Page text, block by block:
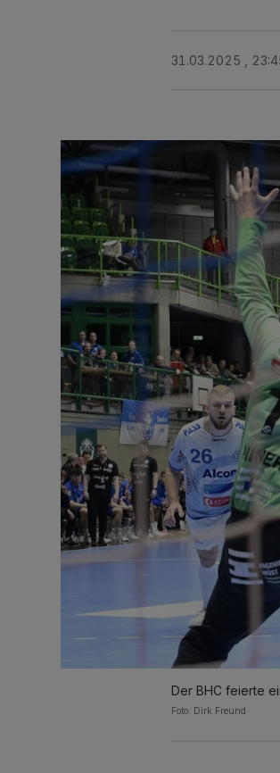
31.03.2025 ,
Der BHC feierte
Foto: Dirk Freund